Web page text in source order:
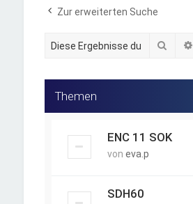
Zur erweiterten Suche
Suche
Themen
ENC 11 SOK
von eva.p
SDH60